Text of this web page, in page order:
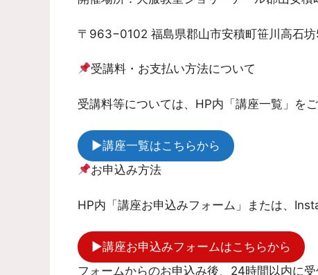
〒963−0102 福島県郡山市安積町笹川高石
受講料・お支払い方法について
受講料等については、HP内「講座一覧」を
▶︎講座一覧はこちらから
お申込み方法
HP内「講座お申込みフォーム」または、
▶︎講座お申込みフォームはこちらから
フォームからのお申込み後、24時間以内に